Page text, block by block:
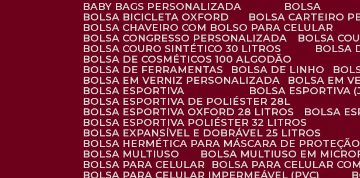
BABY BAGS PERSONALIZADA
BOLSA
BOLSA BICICLETA OXFORD
BOLSA CARTEIRO
BOLSA CHAVEIRO COM BOLSO PARA CELULAR
BOLSA CONGRESSO PERSONALIZADA
BOLSA
BOLSA COURO SINTÉTICO 30 LITROS
BOLSA DE COSMÉTICOS 100 ALGODÃO
BOLSA DE FERRAMENTAS
BOLSA DE LINHO
BOLSA EM VERNIZ PERSONALIZADA
BOLSA EM
BOLSA ESPORTIVA
BOLSA ESPORTIVA
BOLSA ESPORTIVA DE POLIÉSTER 28L
BOLSA ESPORTIVA OXFORD 28 LITROS
BOLSA
BOLSA ESPORTIVA POLIÉSTER 32 LITROS
BOLSA EXPANSÍVEL E DOBRÁVEL 25 LITROS
BOLSA HERMÉTICA PARA MÁSCARA DE PROTEÇÃO
BOLSA MULTIUSO
BOLSA MULTIUSO EM
BOLSA PARA CELULAR
BOLSA PARA CELULAR
BOLSA PARA CELULAR IMPERMEÁVEL (PVC)